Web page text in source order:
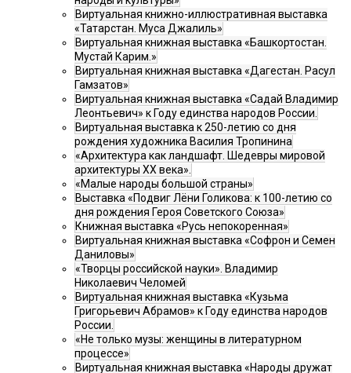
Виртуальная книжно-иллюстративная выставка
«Татарстан. Муса Джалиль»
Виртуальная книжная выставка «Башкортостан.
Мустай Карим.»
Виртуальная книжная выставка «Дагестан. Расул
Гамзатов»
Виртуальная книжная выставка «Садай Владимир
Леонтьевич» к Году единства народов России.
Виртуальная выставка к 250-летию со дня
рождения художника Василия Тропинина
«Архитектура как ландшафт. Шедевры мировой
архитектуры XX века».
«Малые народы большой страны»
Выставка «Подвиг Лёни Голикова: к 100-летию со
дня рождения Героя Советского Союза»
Книжная выставка «Русь непокоренная»
Виртуальная книжная выставка «Софрон и Семен
Даниловы»
«Творцы российской науки». Владимир
Николаевич Челомей
Виртуальная книжная выставка «Кузьма
Григорьевич Абрамов» к Году единства народов
России.
«Не только музы: женщины в литературном
процессе»
Виртуальная книжная выставка «Народы дружат